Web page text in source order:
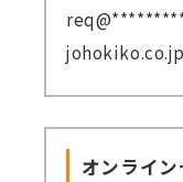
johokiko.co.jp
オンライ